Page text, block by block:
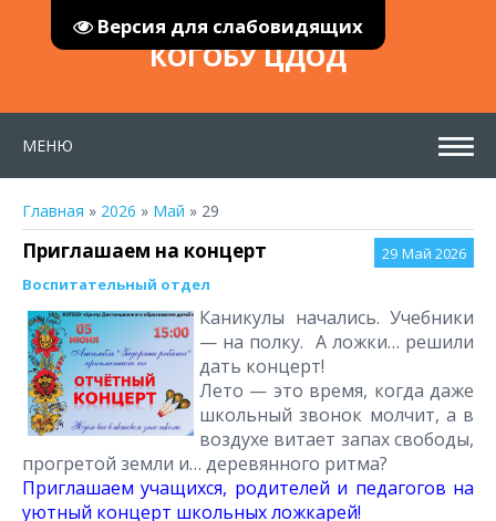
Версия для слабовидящих
КОГОБУ ЦДОД
МЕНЮ
Главная » 2026 » Май » 29
29 Май 2026
Приглашаем на концерт
Воспитательный отдел
Каникулы начались. Учебники
— на полку. А ложки… решили
дать концерт!
Лето — это время, когда даже
школьный звонок молчит, а в
воздухе витает запах свободы,
прогретой земли и… деревянного ритма?
Приглашаем учащихся, родителей и педагогов на
уютный концерт школьных ложкарей!